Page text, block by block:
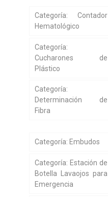
Categoría: Contador
Hematológico
Categoría:
Cucharones de
Plástico
Categoría:
Determinación de
Fibra
Categoría: Embudos
Categoría: Estación de
Botella Lavaojos para
Emergencia